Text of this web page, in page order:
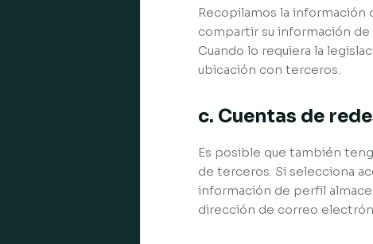
Recopilamos la información
compartir su información
Cuando lo requiera la
ubicación con terceros.
c. Cuentas de
Es posible que también
de terceros. Si selecciona
información de perfil
dirección de correo